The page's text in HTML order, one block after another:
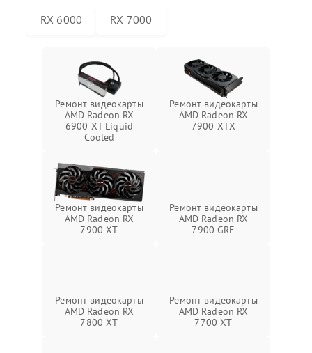
RX 6000 RX 7000
Ремонт видеокарты
AMD Radeon RX
6900 XT Liquid
Cooled
Ремонт видеокарты
AMD Radeon RX
7900 XTX
Ремонт видеокарты
AMD Radeon RX
7900 XT
Ремонт видеокарты
AMD Radeon RX
7900 GRE
Ремонт видеокарты
AMD Radeon RX
7800 XT
Ремонт видеокарты
AMD Radeon RX
7700 XT